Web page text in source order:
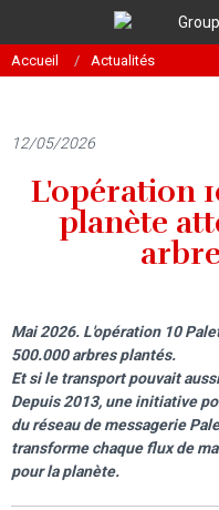
Accueil Actualités
12/05/2026
L'opération
planète
Mai 2026. L'opération 10
500.000 arbres plantés.
Et si le transport pouvait
Depuis 2013, une initiative
du réseau de messagerie
transforme chaque flux de
pour la planète.